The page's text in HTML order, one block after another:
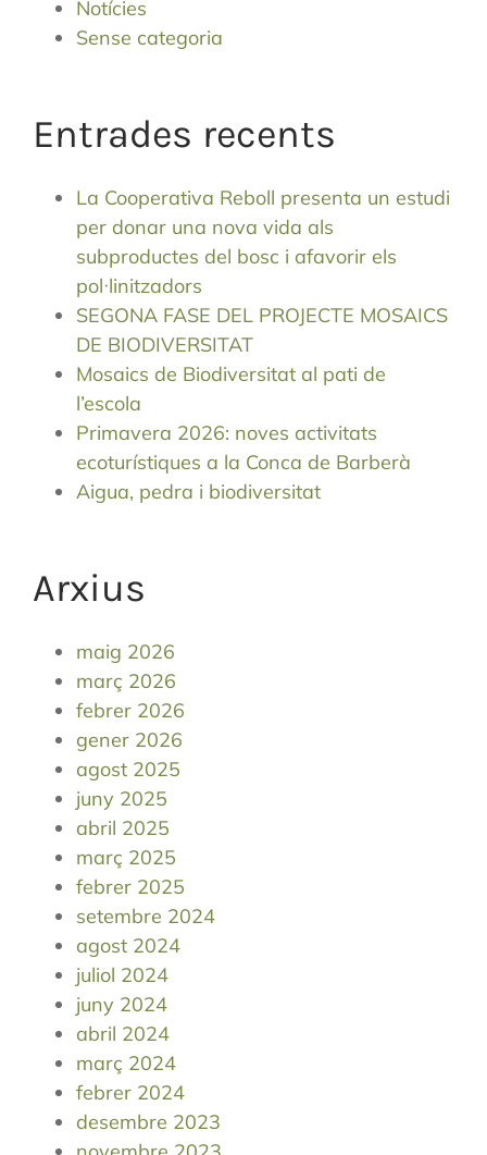
Notícies
Sense categoria
Entrades recents
La Cooperativa Reboll presenta un estudi
per donar una nova vida als
subproductes del bosc i afavorir els
pol·linitzadors
SEGONA FASE DEL PROJECTE MOSAICS
DE BIODIVERSITAT
Mosaics de Biodiversitat al pati de
l’escola
Primavera 2026: noves activitats
ecoturístiques a la Conca de Barberà
Aigua, pedra i biodiversitat
Arxius
maig 2026
març 2026
febrer 2026
gener 2026
agost 2025
juny 2025
abril 2025
març 2025
febrer 2025
setembre 2024
agost 2024
juliol 2024
juny 2024
abril 2024
març 2024
febrer 2024
desembre 2023